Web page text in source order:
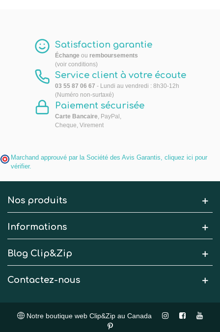
Satisfaction garantie
Échange ou remboursements
(voir conditions)
Service client à votre écoute
03 55 87 06 67 - Lundi au vendredi : 8h30-12h
(Numéro non-surtaxé)
Paiement sécurisée
Carte Bancaire, PayPal,
Cheque, Virement
Marchand approuvé par la Société des Avis Garantis, cliquez ici pour
vérifier.
Nos produits
Informations
Blog Clip&Zip
Contactez-nous
Notre boutique web Clip&Zip au Canada